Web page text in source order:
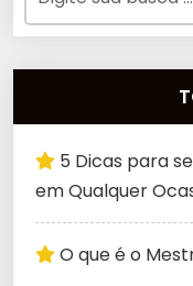
5 Dicas para
em Qualquer
O que é o